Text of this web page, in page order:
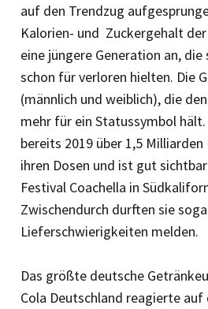
auf den Trendzug
Kalorien- und Zuckergehalt
eine jüngere Generation an, die
schon für verloren hielten. Die
(männlich und weiblich), die
mehr für ein Statussymbol
bereits 2019 über 1,5
ihren Dosen und ist gut
Festival Coachella in
Zwischendurch durften sie
Lieferschwierigkeiten melden.
Das größte deutsche
Cola Deutschland reagierte